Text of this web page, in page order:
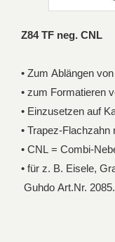
Z84 TF neg. CNL
• Zum Ablängen
• zum Formatieren
• Einzusetzen auf
• Trapez-Flachzahn
• CNL = Combi-
• für z. B. Eisele,
Guhdo Art.Nr.